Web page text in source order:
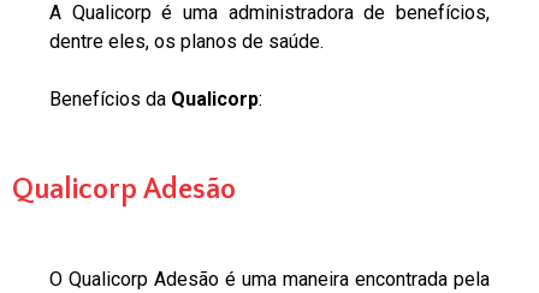
A Qualicorp é uma administradora de benefícios,
dentre eles, os planos de saúde.
Benefícios da Qualicorp:
Qualicorp Adesão
O Qualicorp Adesão é uma maneira encontrada pela